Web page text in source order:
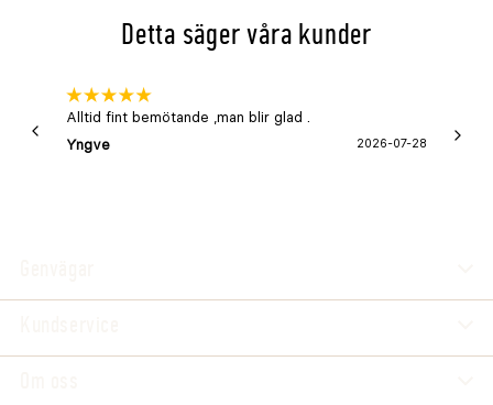
Detta säger våra kunder
Alltid fint bemötande ,man blir glad .
Yngve
2026-07-28